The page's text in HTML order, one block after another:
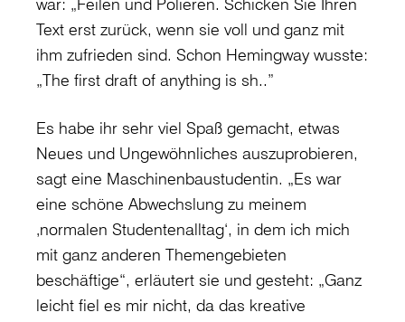
Text erst zurück, wenn sie voll und ganz mit
ihm zufrieden sind. Schon Hemingway wusste:
„The first draft of anything is sh..”
Es habe ihr sehr viel Spaß gemacht, etwas
Neues und Ungewöhnliches auszuprobieren,
sagt eine Maschinenbaustudentin. „Es war
eine schöne Abwechslung zu meinem
‚normalen Studentenalltag‘, in dem ich mich
mit ganz anderen Themengebieten
beschäftige“, erläutert sie und gesteht: „Ganz
leicht fiel es mir nicht, da das kreative